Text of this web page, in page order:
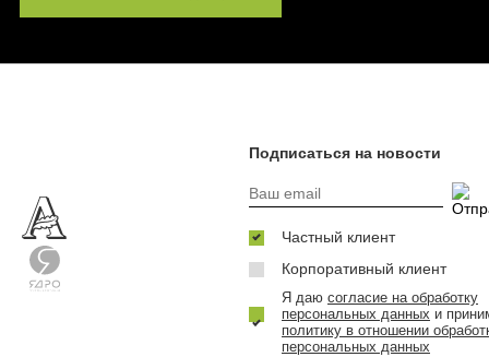
Подписаться на новости
Частный клиент
Корпоративный клиент
Я даю согласие на обработку
персональных данных и
политику в отношении
персональных данных